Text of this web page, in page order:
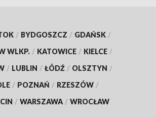
/ BYDGOSZCZ / GDAŃSK /
WLKP. / KATOWICE / KIELCE /
/ LUBLIN / ŁÓDŹ / OLSZTYN /
/ POZNAŃ / RZESZÓW /
/ WARSZAWA / WROCŁAW